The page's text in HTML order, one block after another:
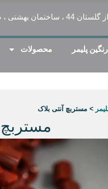
رنگین پلیمر محصولات
، طبقه 4 ، واحد 12
> مستربچ آنتی بلاک
مستربچ